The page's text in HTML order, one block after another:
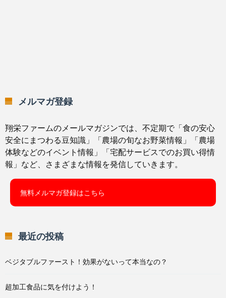
メルマガ登録
翔栄ファームのメールマガジンでは、不定期で「食の安心
安全にまつわる豆知識」「農場の旬なお野菜情報」「農場
体験などのイベント情報」「宅配サービスでのお買い得情
報」など、さまざまな情報を発信していきます。
無料メルマガ登録はこちら
最近の投稿
ベジタブルファースト！効果がないって本当なの？
超加工食品に気を付けよう！